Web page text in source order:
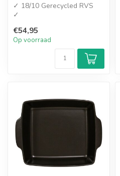
✓ 18/10 Gerecycled RVS
✓
€54,95
Op voorraad